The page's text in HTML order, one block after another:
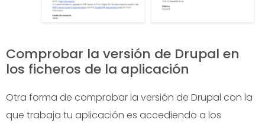
Comprobar la versión de Drupal en
los ficheros de la aplicación
Otra forma de comprobar la versión de Drupal con la
que trabaja tu aplicación es accediendo a los